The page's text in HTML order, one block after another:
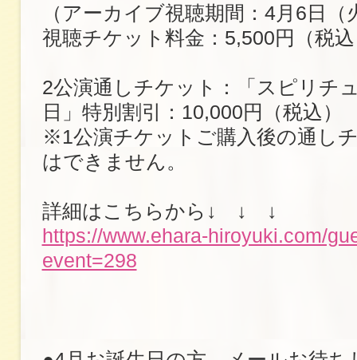
（アーカイブ視聴期間：4月6日
視聴チケット料金：5,500円（税
2公演通しチケット：「スピリチ
日」特別割引：10,000円（税込）
※1公演チケットご購入後の通し
はできません。
詳細はこちらから↓ ↓ ↓
https://www.ehara-hiroyuki.com/
event=298